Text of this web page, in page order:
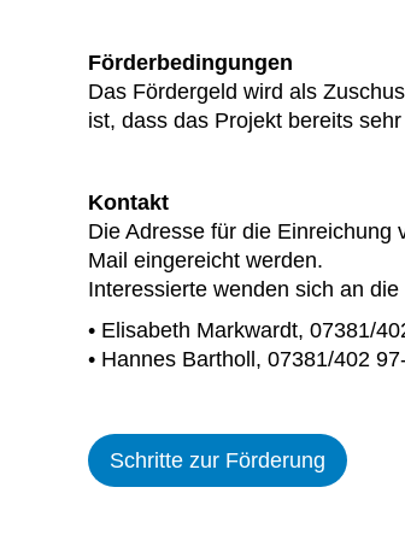
Förderbedingungen
Das Fördergeld wird als
ist, dass das Projekt bereits
Kontakt
Die Adresse für die Einreichung
Mail eingereicht werden.
Interessierte wenden sich an
• Elisabeth Markwardt, 07381/
• Hannes Bartholl, 07381/402
Schritte zur Förderung